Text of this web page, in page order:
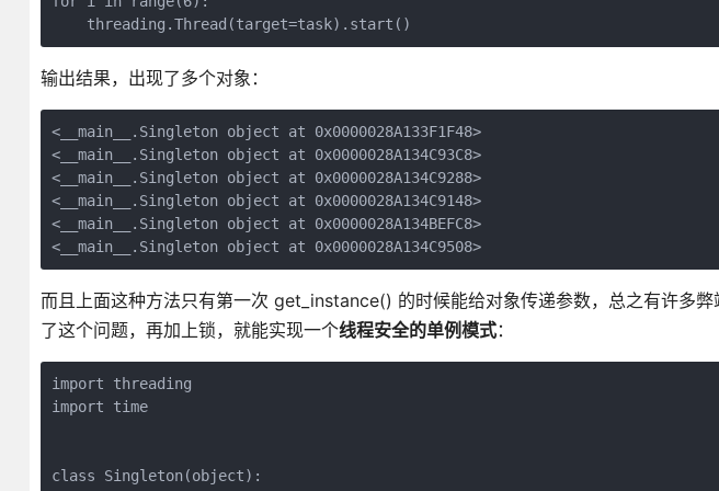
    threading.Thread(target=task).start()
输出结果，出现了多个对象：
<__main__.Singleton object at 0x0000028A133F1F48>
<__main__.Singleton object at 0x0000028A134C93C8>
<__main__.Singleton object at 0x0000028A134C9288>
<__main__.Singleton object at 0x0000028A134C9148>
<__main__.Singleton object at 0x0000028A134BEFC8>
<__main__.Singleton object at 0x0000028A134C9508>
而且上面这种方法只有第一次 get_instance() 的时候能给对象传递参数，总之有许多
了这个问题，再加上锁，就能实现一个线程安全的单例模式：
import threading
import time
class Singleton(object):